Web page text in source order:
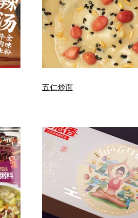
五仁炒面